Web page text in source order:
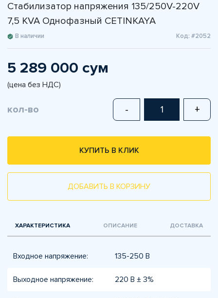
Стабилизатор напряжения 135/250V-220V
7,5 KVA Однофазный CETINKAYA
В наличии Код: #2052
5 289 000 сум
(цена без НДС)
кол-во - +
КУПИТЬ В КЛИК
ДОБАВИТЬ В КОРЗИНУ
ХАРАКТЕРИСТИКА ОПИСАНИЕ ДОСТАВКА
Входное напряжение: 135-250 В
Выходное напряжение: 220 В ± 3%